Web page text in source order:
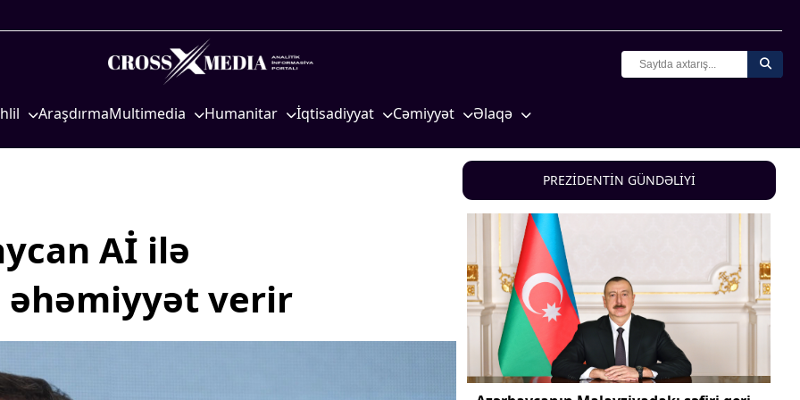
AraşdırmaMultimedia
Podcast
Humanitar
Zəfər Diasporu
İqtisadiyyat
nəqliyyat
Cəmiyyət
Məhkəmə və hüquq
Gənclər və İdman
Media və QHT
Əlaqə
Aİ ilə
əhəmiyyət verir
PREZİDENTİN GÜNDƏLİYİ